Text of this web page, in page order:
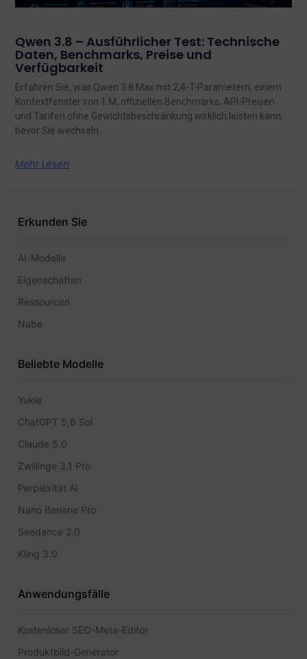
Qwen 3.8 – Ausführlicher Test: Technische
Daten, Benchmarks, Preise und
Verfügbarkeit
Erfahren Sie, was Qwen 3.8 Max mit 2,4-T-Parametern, einem
Kontextfenster von 1 M, offiziellen Benchmarks, API-Preisen
und Tarifen ohne Gewichtsbeschränkung wirklich leisten kann,
bevor Sie wechseln.
Mehr Lesen
Erkunden Sie
AI-Modelle
Eigenschaften
Ressourcen
Nabe
Beliebte Modelle
Yukie
ChatGPT 5,6 Sol
Claude 5.0
Zwillinge 3.1 Pro
Perplexität AI
Nano Banane Pro
Seedance 2.0
Kling 3.0
Anwendungsfälle
Kostenloser SEO-Meta-Editor
Produktbild-Generator